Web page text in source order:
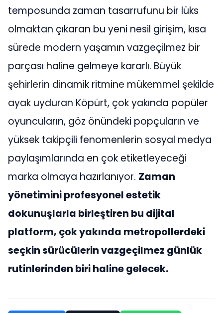
temposunda zaman tasarrufunu bir lüks
olmaktan çıkaran bu yeni nesil girişim, kısa
sürede modern yaşamın vazgeçilmez bir
parçası haline gelmeye kararlı. Büyük
şehirlerin dinamik ritmine mükemmel şekilde
ayak uyduran Köpürt, çok yakında popüler
oyuncuların, göz önündeki popçuların ve
yüksek takipçili fenomenlerin sosyal medya
paylaşımlarında en çok etiketleyeceği
marka olmaya hazırlanıyor. Zaman
yönetimini profesyonel estetik
dokunuşlarla birleştiren bu dijital
platform, çok yakında metropollerdeki
seçkin sürücülerin vazgeçilmez günlük
rutinlerinden biri haline gelecek.